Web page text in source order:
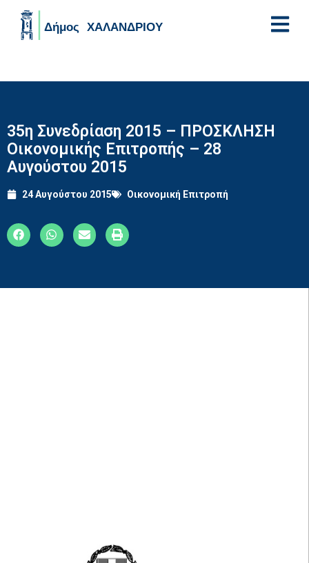
35η Συνεδρίαση 2015 – ΠΡΟΣΚΛΗΣΗ
Οικονομικής Επιτροπής – 28
Αυγούστου 2015
24 Αυγούστου 2015 Οικονομική Επιτροπή